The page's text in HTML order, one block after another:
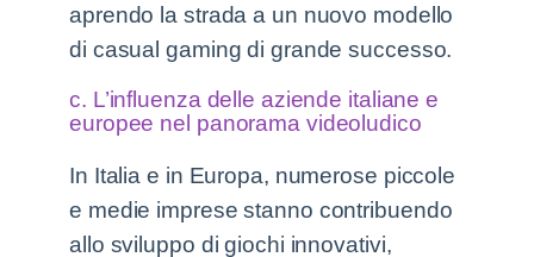
aprendo la strada a un nuovo modello
di casual gaming di grande successo.
c. L’influenza delle aziende italiane e
europee nel panorama videoludico
In Italia e in Europa, numerose piccole
e medie imprese stanno contribuendo
allo sviluppo di giochi innovativi,